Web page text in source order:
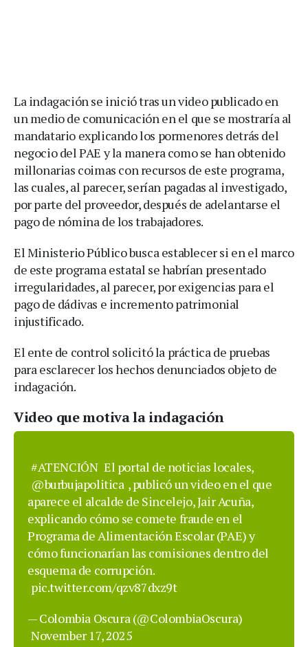
La indagación se inició tras un video publicado en
un medio de comunicación en el que se mostraría al
mandatario explicando los pormenores detrás del
negocio del PAE y la manera como se han obtenido
millonarias coimas con recursos de este programa,
las cuales, al parecer, serían pagadas al investigado,
por parte del proveedor, después de adelantarse el
pago de nómina de los trabajadores.
El Ministerio Público busca establecer si en el marco
de este programa estatal se habrían presentado
irregularidades, al parecer, por exigencias para el
pago de dádivas e incremento patrimonial
injustificado.
El ente de control solicitó la práctica de pruebas
para esclarecer los hechos denunciados objeto de
indagación.
Video que motiva la indagación
#ATENCIÓN El portal de noticias locales,
@burbujapolitica , publicó un video en el que
aparece el alcalde de Sincelejo, Jair Acuña,
explicando cómo se comete fraude en el
Programa de Alimentación Escolar (PAE) y
cómo funcionarían las comisiones dentro del
esquema de corrupción.
pic.twitter.com/qzv87dxz9t
— Colombia Oscura (@ColombiaOscura)
November 17, 2025